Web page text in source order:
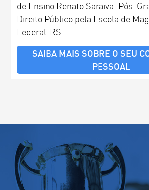
de Ensino Renato Saraiva. Pós-
Direito Público pela Escola de
Federal-RS.
SAIBA MAIS SOBRE O SEU
PESSOAL